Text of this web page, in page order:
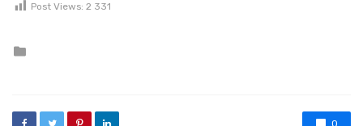
Post Views: 2 331
0